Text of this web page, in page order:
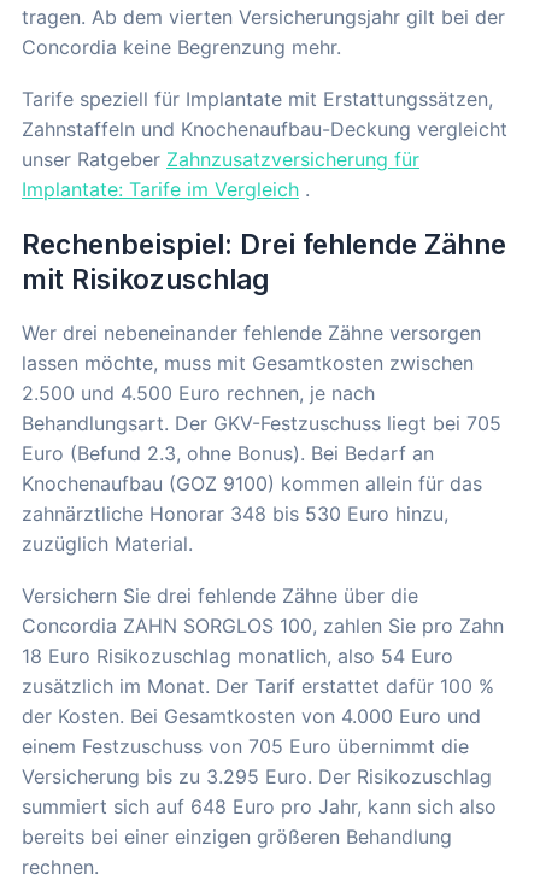
tragen. Ab dem vierten Versicherungsjahr gilt bei der
Concordia keine Begrenzung mehr.
Tarife speziell für Implantate mit Erstattungssätzen,
Zahnstaffeln und Knochenaufbau-Deckung vergleicht
unser Ratgeber Zahnzusatzversicherung für
Implantate: Tarife im Vergleich .
Rechenbeispiel: Drei fehlende Zähne
mit Risikozuschlag
Wer drei nebeneinander fehlende Zähne versorgen
lassen möchte, muss mit Gesamtkosten zwischen
2.500 und 4.500 Euro rechnen, je nach
Behandlungsart. Der GKV-Festzuschuss liegt bei 705
Euro (Befund 2.3, ohne Bonus). Bei Bedarf an
Knochenaufbau (GOZ 9100) kommen allein für das
zahnärztliche Honorar 348 bis 530 Euro hinzu,
zuzüglich Material.
Versichern Sie drei fehlende Zähne über die
Concordia ZAHN SORGLOS 100, zahlen Sie pro Zahn
18 Euro Risikozuschlag monatlich, also 54 Euro
zusätzlich im Monat. Der Tarif erstattet dafür 100 %
der Kosten. Bei Gesamtkosten von 4.000 Euro und
einem Festzuschuss von 705 Euro übernimmt die
Versicherung bis zu 3.295 Euro. Der Risikozuschlag
summiert sich auf 648 Euro pro Jahr, kann sich also
bereits bei einer einzigen größeren Behandlung
rechnen.